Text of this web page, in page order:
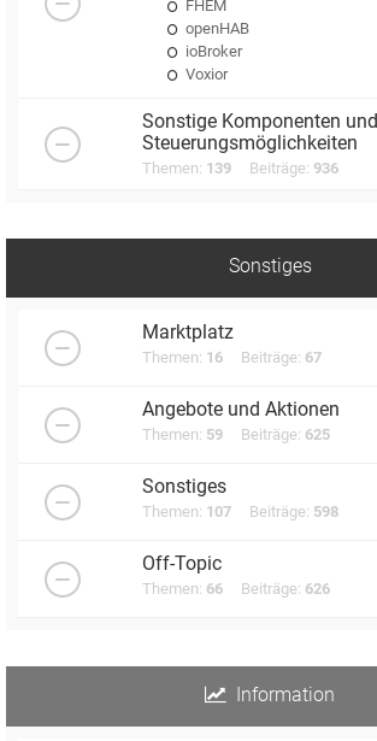
FHEM
openHAB
ioBroker
Voxior
Sonstige Komponenten und
Steuerungsmöglichkeiten
Themen: 139 Beiträge: 936
Sonstiges
Marktplatz
Themen: 16 Beiträge: 67
Angebote und Aktionen
Themen: 59 Beiträge: 625
Sonstiges
Themen: 107 Beiträge: 598
Off-Topic
Themen: 66 Beiträge: 626
Information